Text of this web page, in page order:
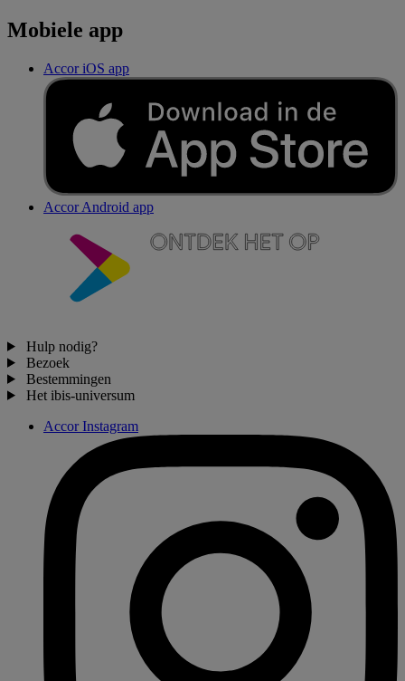
Mobiele app
Accor iOS app
Accor Android app
Hulp nodig?
Bezoek
Bestemmingen
Het ibis-universum
Accor Instagram